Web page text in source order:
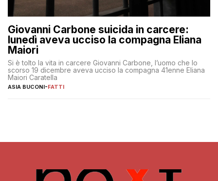
Giovanni Carbone suicida in carcere:
lunedì aveva ucciso la compagna Eliana
Maiori
Si è tolto la vita in carcere Giovanni Carbone, l’uomo che lo
scorso 19 dicembre aveva ucciso la compagna 41enne Eliana
Maiori Caratella
ASIA BUCONI-FATTI